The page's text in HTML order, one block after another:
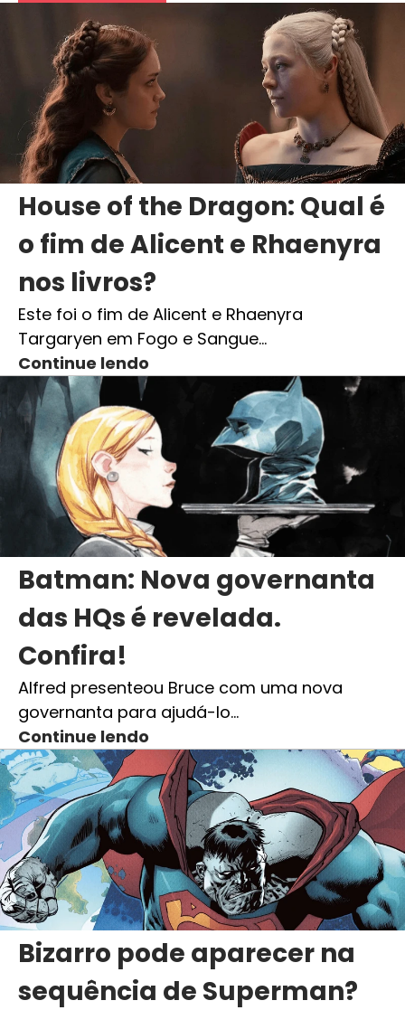
House of the Dragon: Qual é
o fim de Alicent e Rhaenyra
nos livros?
Este foi o fim de Alicent e Rhaenyra
Targaryen em Fogo e Sangue…
Continue lendo
Batman: Nova governanta
das HQs é revelada.
Confira!
Alfred presenteou Bruce com uma nova
governanta para ajudá-lo…
Continue lendo
Bizarro pode aparecer na
sequência de Superman?